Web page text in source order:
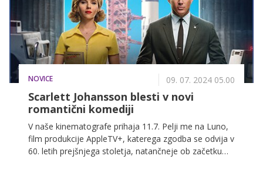
NOVICE 09. 07. 2024 05.00
Scarlett Johansson blesti v novi
romantični komediji
V naše kinematografe prihaja 11.7. Pelji me na Luno,
film produkcije AppleTV+, katerega zgodba se odvija v
60. letih prejšnjega stoletja, natančneje ob začetku